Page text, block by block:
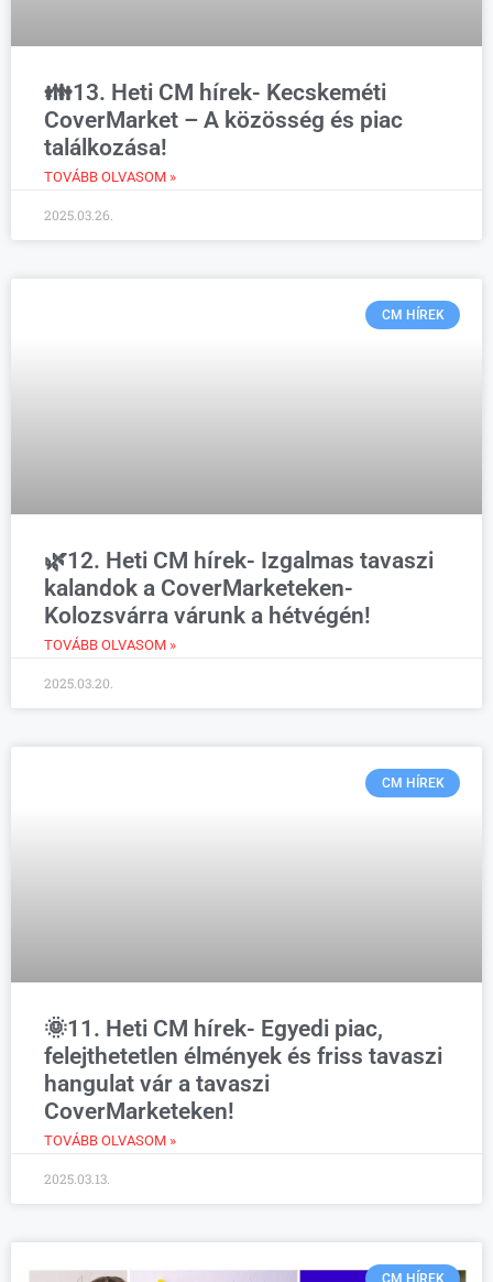
👪13. Heti CM hírek- Kecskeméti
CoverMarket – A közösség és piac
találkozása!
TOVÁBB OLVASOM »
2025.03.26.
CM HÍREK
🌿12. Heti CM hírek- Izgalmas tavaszi
kalandok a CoverMarketeken-
Kolozsvárra várunk a hétvégén!
TOVÁBB OLVASOM »
2025.03.20.
CM HÍREK
🌞11. Heti CM hírek- Egyedi piac,
felejthetetlen élmények és friss tavaszi
hangulat vár a tavaszi
CoverMarketeken!
TOVÁBB OLVASOM »
2025.03.13.
CM HÍREK